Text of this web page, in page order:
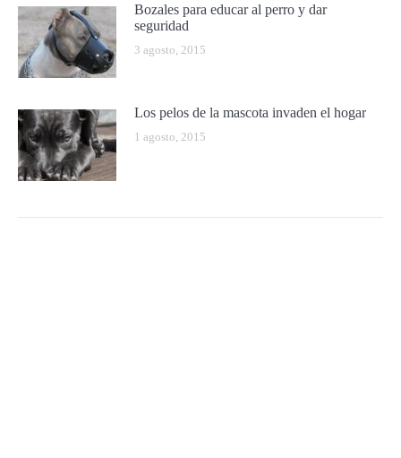
Bozales para educar al perro y dar
seguridad
3 agosto, 2015
Los pelos de la mascota invaden el hogar
1 agosto, 2015